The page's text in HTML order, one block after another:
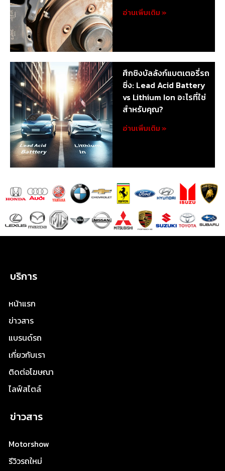
อ่านเพิ่มเติม »
ศึกชิงบัลลังก์แบตเตอรี่รถ
ซิ่ง: Lead Acid Battery
vs Lithium Ion อะไรที่ใช่
สำหรับคุณ?
อ่านเพิ่มเติม »
บริการ
หน้าแรก
ข่าวสาร
แบรนด์รถ
เกี่ยวกับเรา
ติดต่อโฆษณา
ไลฟ์สไตล์
ข่าวสาร
Motorshow
รีวิวรถใหม่